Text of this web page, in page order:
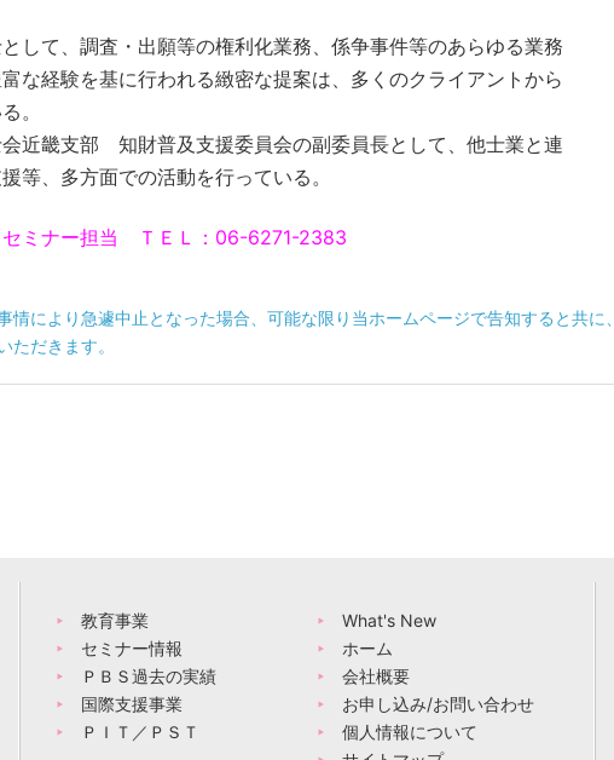
して、調査・出願等の権利化業務、係争事件等のあらゆる業務
な経験を基に行われる緻密な提案は、多くのクライアントから
。
近畿支部 知財普及支援委員会の副委員長として、他士業と連
等、多方面での活動を行っている。
ミナー担当 ＴＥＬ：06-6271-2383
により急遽中止となった場合、可能な限り当ホームページで告知すると共に、
ただきます。
教育事業
セミナー情報
ＰＢＳ過去の実績
国際支援事業
ＰＩＴ／ＰＳＴ
What's New
ホーム
会社概要
お申し込み/お問い合わせ
個人情報について